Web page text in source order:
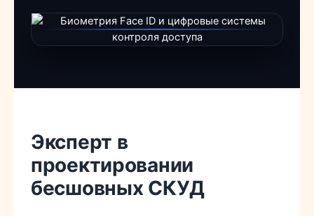
Эксперт в
проектировании
бесшовных СКУД